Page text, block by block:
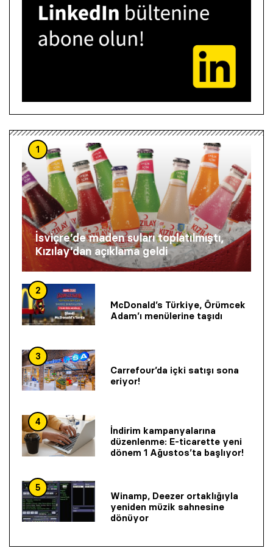
1
İsviçre’de maden suları toplatılmıştı,
Kızılay’dan açıklama geldi
2
McDonald’s Türkiye, Örümcek
Adam’ı menülerine taşıdı
3
Carrefour’da içki satışı sona
eriyor!
4
İndirim kampanyalarına
düzenlenme: E-ticarette yeni
dönem 1 Ağustos’ta başlıyor!
5
Winamp, Deezer ortaklığıyla
yeniden müzik sahnesine
dönüyor